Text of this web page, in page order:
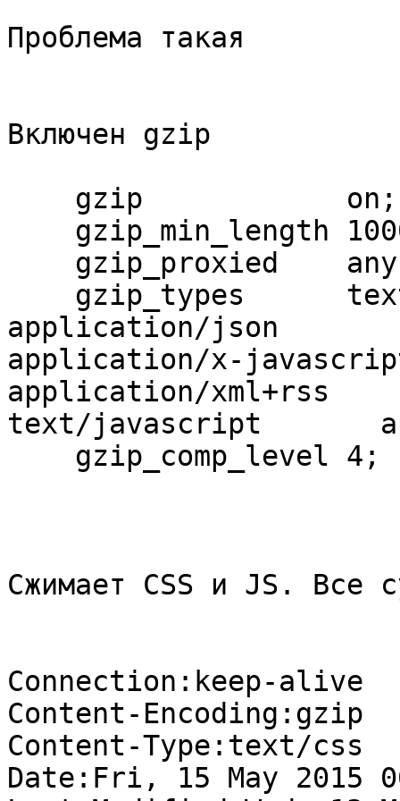
Проблема такая
Включен gzip
application/json
application/x-
application/xml+rss
text/javascript
Сжимает CSS и JS. Все
Connection:keep-alive
Content-Encoding:gzip
Content-Type:text/css
Date:Fri, 15 May 2015